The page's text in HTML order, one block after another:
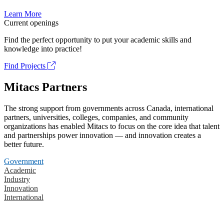
Learn More
Current openings
Find the perfect opportunity to put your academic skills and
knowledge into practice!
Find Projects
Mitacs Partners
The strong support from governments across Canada, international
partners, universities, colleges, companies, and community
organizations has enabled Mitacs to focus on the core idea that talent
and partnerships power innovation — and innovation creates a
better future.
Government
Academic
Industry
Innovation
International